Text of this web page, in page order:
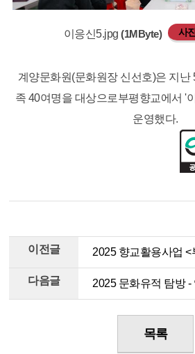
이응신5.jpg(1MByte) 사
계양문화원(문화원장 신선호)은 지난
족 40여명을 대상으로부평향교에서 '
운영했다.
이전글 2025 향교활용사업 <부평향교,
다음글 2025 문화유적 탐방 -
목록